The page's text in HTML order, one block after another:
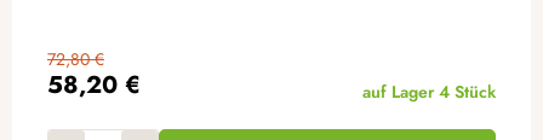
58,20 €
72,80 €
auf Lager 4 Stück